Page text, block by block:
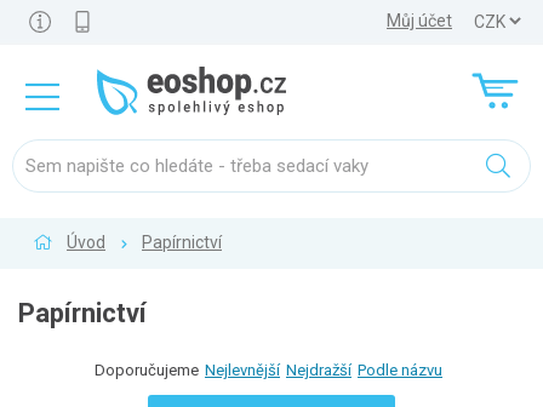
Můj účet
Úvod Papírnictví
Papírnictví
Doporučujeme Nejlevnější Nejdražší Podle názvu